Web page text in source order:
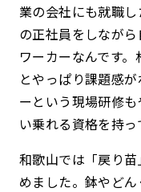
業の会社にも就職
の正社員をしなが
ワーカーなんです
とやっぱり課題感
ーという現場研修
い乗れる資格を持っ
和歌山では「戻り
めました。鉢やど